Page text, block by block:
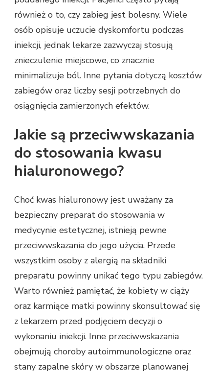
również o to, czy zabieg jest bolesny. Wiele
osób opisuje uczucie dyskomfortu podczas
iniekcji, jednak lekarze zazwyczaj stosują
znieczulenie miejscowe, co znacznie
minimalizuje ból. Inne pytania dotyczą kosztów
zabiegów oraz liczby sesji potrzebnych do
osiągnięcia zamierzonych efektów.
Jakie są przeciwwskazania
do stosowania kwasu
hialuronowego?
Choć kwas hialuronowy jest uważany za
bezpieczny preparat do stosowania w
medycynie estetycznej, istnieją pewne
przeciwwskazania do jego użycia. Przede
wszystkim osoby z alergią na składniki
preparatu powinny unikać tego typu zabiegów.
Warto również pamiętać, że kobiety w ciąży
oraz karmiące matki powinny skonsultować się
z lekarzem przed podjęciem decyzji o
wykonaniu iniekcji. Inne przeciwwskazania
obejmują choroby autoimmunologiczne oraz
stany zapalne skóry w obszarze planowanej